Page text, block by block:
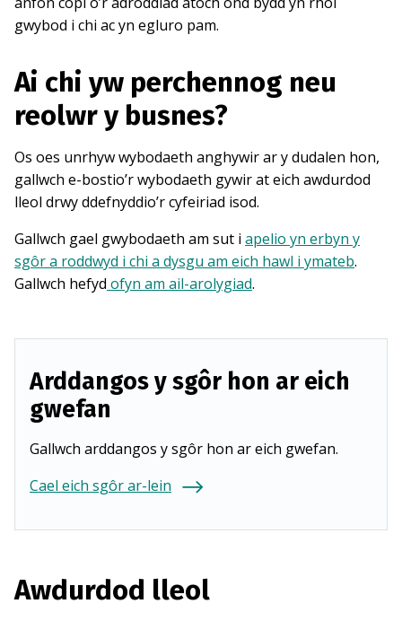
gwybod i chi ac yn egluro pam.
Ai chi yw perchennog neu
reolwr y busnes?
Os oes unrhyw wybodaeth anghywir ar y dudalen hon,
gallwch e-bostio’r wybodaeth gywir at eich awdurdod
lleol drwy ddefnyddio’r cyfeiriad isod.
Gallwch gael gwybodaeth am sut i apelio yn erbyn y
sgôr a roddwyd i chi a dysgu am eich hawl i ymateb.
Gallwch hefyd ofyn am ail-arolygiad.
Arddangos y sgôr hon ar eich
gwefan
Gallwch arddangos y sgôr hon ar eich gwefan.
Cael eich sgôr ar-lein
Awdurdod lleol